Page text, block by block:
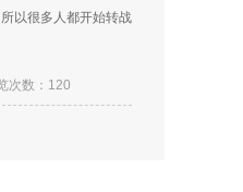
以很多人都开始转战
次数：120